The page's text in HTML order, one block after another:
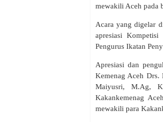
mewakili Aceh pada
Acara yang digelar
apresiasi
Pengurus Ikatan
Apresiasi dan
Kemenag Aceh
Maiyusri, M.Ag,
Kakankemenag
mewakili para